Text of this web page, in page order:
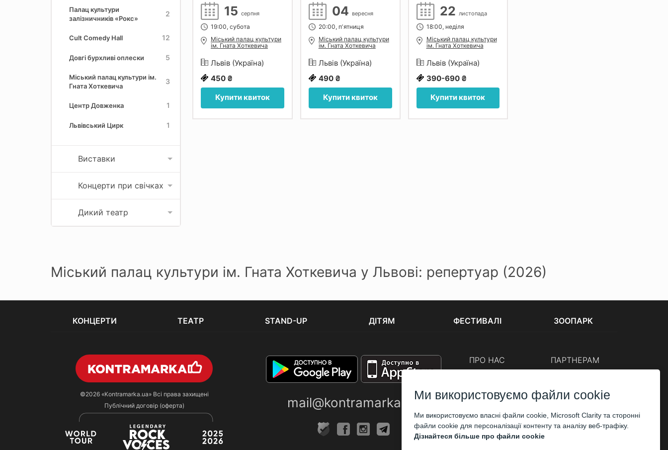
Палац культури
залізничників «Рокс»
2
Cult Comedy Hall 12
Довгі бурхливі оплески 5
Міський палац культури ім.
Гната Хоткевича
3
Центр Довженка 1
Львівський Цирк 1
Виставки
Концерти при свічках
Дикий театр
15 серпня
19:00, субота
Міський палац культури
ім. Гната Хоткевича
Львів (Україна)
450 ₴
Купити квиток
04 вересня
20:00, пʼятниця
Міський палац культури
ім. Гната Хоткевича
Львів (Україна)
490 ₴
Купити квиток
22 листопада
18:00, неділя
Міський палац культури
ім. Гната Хоткевича
Львів (Україна)
390-690 ₴
Купити квиток
Міський палац культури ім. Гната Хоткевича у Львові: репертуар (2026)
КОНЦЕРТИ ТЕАТР STAND-UP ДІТЯМ ФЕСТИВАЛІ ЗООПАРК
©2026 «Kontramarka.ua»Всі права захищені
Публічний договір (оферта)
mail@kontramarka.ua
ПРО НАС ПАРТНЕРАМ
Корпоративним клієнтам
Ми використовуємо файли cookie
Ми використовуємо власні файли cookie, Microsoft Clarity та сторонні
файли cookie для персоналізації контенту та аналізу веб-трафіку.
Дізнайтеся більше про файли cookie